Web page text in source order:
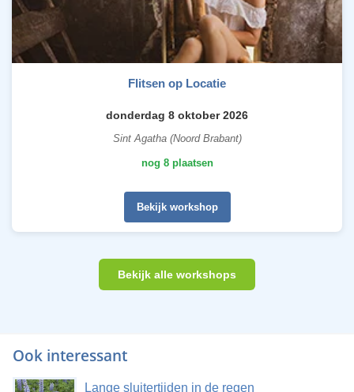
Flitsen op Locatie
donderdag 8 oktober 2026
Sint Agatha (Noord Brabant)
nog 8 plaatsen
Bekijk workshop
Bekijk alle workshops
Ook interessant
Lange sluitertijden in de regen